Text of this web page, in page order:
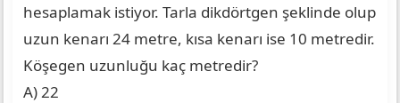
hesaplamak istiyor. Tarla dikdörtgen şeklinde olup
uzun kenarı 24 metre, kısa kenarı ise 10 metredir.
Köşegen uzunluğu kaç metredir?
A) 22